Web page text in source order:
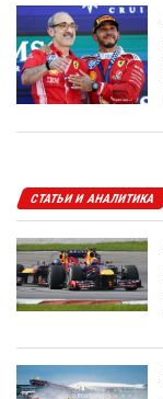
СТАТЬИ И АНАЛИТИКА